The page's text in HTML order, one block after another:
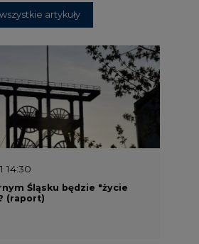
wszystkie artykuły
14:30
Śląsku będzie "życie
(raport)